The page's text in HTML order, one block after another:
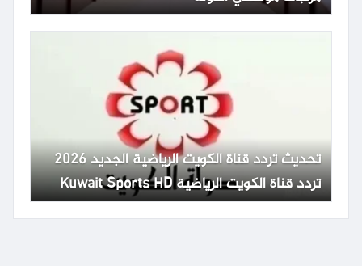
تحديث تردد قناة الكويت الرياضية الجديد 2026
تردد قناة الكويت الرياضية Kuwait Sports HD
65